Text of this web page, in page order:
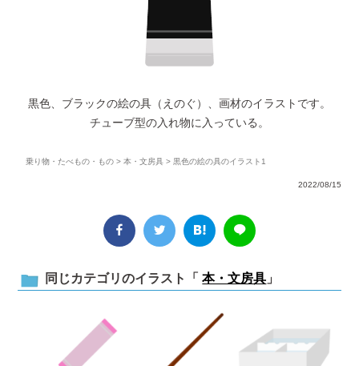
黒色、ブラックの絵の具（えのぐ）、画材のイラストです。
チューブ型の入れ物に入っている。
乗り物・たべもの・もの >本・文房具 > 黒色の絵の具のイラスト1
2022/08/15
同じカテゴリのイラスト「 本・文房具 」